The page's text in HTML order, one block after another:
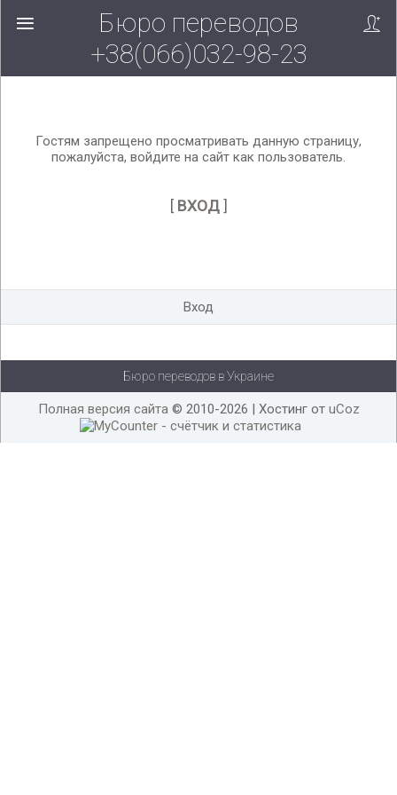
Вверх!
Бюро переводов
+38(066)032-98-23
Гостям запрещено просматривать данную страницу,
пожалуйста, войдите на сайт как пользователь.
[ ВХОД]
Вход
Бюро переводов в Украине
Полная версия сайта© 2010-2026 | Хостинг от uCoz